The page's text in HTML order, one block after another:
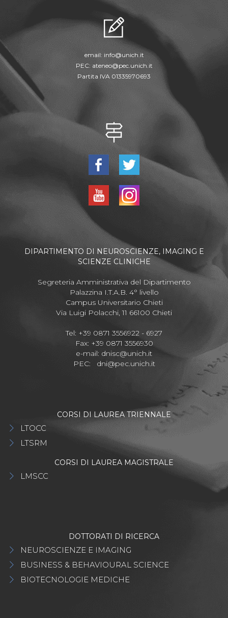
email: info@unich.it
PEC: ateneo@pec.unich.it
Partita IVA 01335970693
DIPARTIMENTO DI NEUROSCIENZE, IMAGING E
SCIENZE CLINICHE
Segreteria Amministrativa del Dipartimento
Palazzina I.T.A.B. 4° livello
Campus Universitario Chieti
Via Luigi Polacchi, 11 66100 Chieti
Tel: +39 0871 3556922 - 6927
Fax: +39 0871 3556930
e-mail: dnisc@unich.it
PEC: dni@pec.unich.it
CORSI DI LAUREA TRIENNALE
LTOCC
LTSRM
CORSI DI LAUREA MAGISTRALE
LMSCC
DOTTORATI DI RICERCA
NEUROSCIENZE E IMAGING
BUSINESS & BEHAVIOURAL SCIENCE
BIOTECNOLOGIE MEDICHE